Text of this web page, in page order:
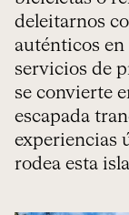
deleitarnos
auténticos en
servicios de
se convierte
escapada
experiencias
rodea esta